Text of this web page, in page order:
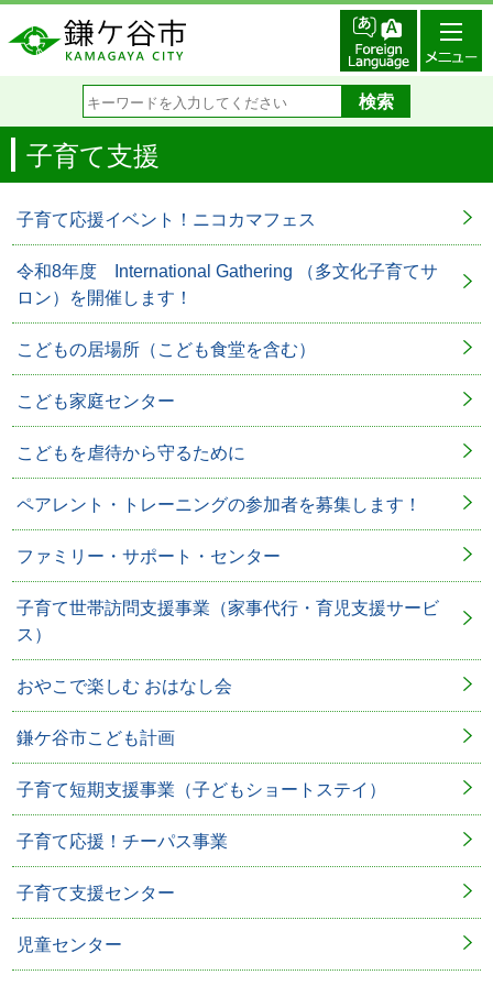
子育て支援
子育て応援イベント！ニコカマフェス
令和8年度 International Gathering （多文化子育てサ
ロン）を開催します！
こどもの居場所（こども食堂を含む）
こども家庭センター
こどもを虐待から守るために
ペアレント・トレーニングの参加者を募集します！
ファミリー・サポート・センター
子育て世帯訪問支援事業（家事代行・育児支援サービ
ス）
おやこで楽しむ おはなし会
鎌ケ谷市こども計画
子育て短期支援事業（子どもショートステイ）
子育て応援！チーパス事業
子育て支援センター
児童センター